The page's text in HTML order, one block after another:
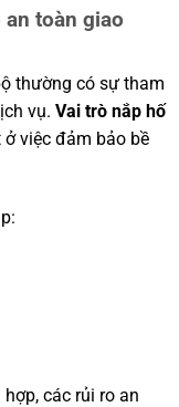
toàn giao
thường có sự tham
vụ. Vai trò nắp hố
việc đảm bảo bề
các rủi ro an